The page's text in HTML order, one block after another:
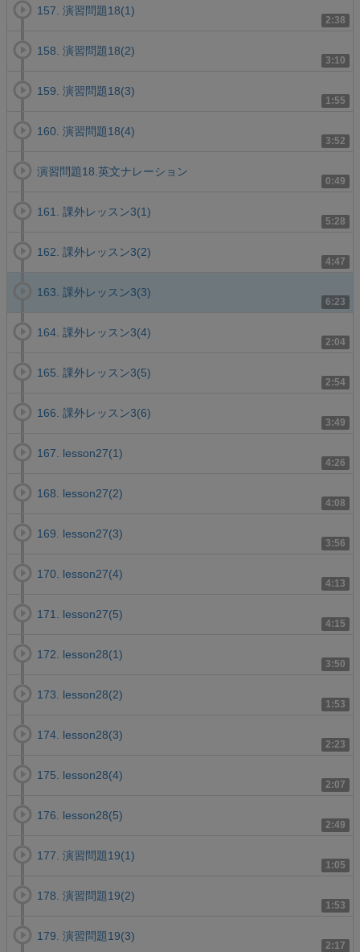
2:38
157. 演習問題18(1)
3:10
158. 演習問題18(2)
1:55
159. 演習問題18(3)
3:52
160. 演習問題18(4)
0:49
演習問題18.英文ナレーション
5:28
161. 課外レッスン3(1)
4:47
162. 課外レッスン3(2)
6:23
163. 課外レッスン3(3)
2:04
164. 課外レッスン3(4)
2:54
165. 課外レッスン3(5)
3:49
166. 課外レッスン3(6)
4:26
167. lesson27(1)
4:08
168. lesson27(2)
3:56
169. lesson27(3)
4:13
170. lesson27(4)
4:15
171. lesson27(5)
3:50
172. lesson28(1)
1:53
173. lesson28(2)
2:23
174. lesson28(3)
2:07
175. lesson28(4)
2:49
176. lesson28(5)
1:05
177. 演習問題19(1)
1:53
178. 演習問題19(2)
2:17
179. 演習問題19(3)